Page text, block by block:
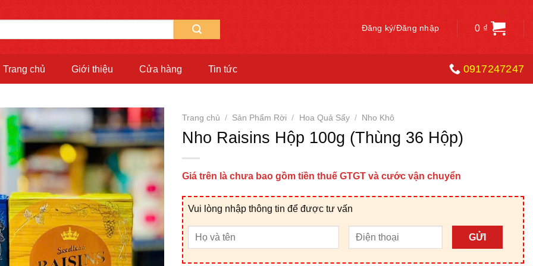
Đăng ký/Đăng nhập 0 ₫
Trang chủ Giới thiệu Cửa hàng Tin tức 0917247247
Trang chủ / Sản Phẩm Rời / Hoa Quả Sấy / Nho Khô
Nho Raisins Hộp 100g (Thùng 36 Hộp)
Giá trên là chưa bao gồm tiền thuế GTGT và cước vận chuyển
Vui lòng nhập thông tin để được tư vấn
GỬI